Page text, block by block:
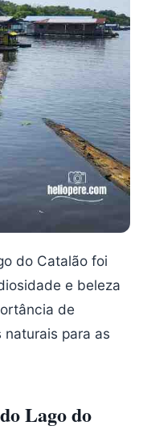
do Catalão foi
e beleza
de
naturais para as
Lago do